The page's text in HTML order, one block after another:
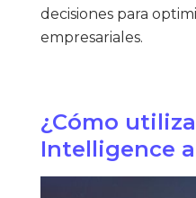
decisiones para
empresariales.
¿Cómo
Intelligence